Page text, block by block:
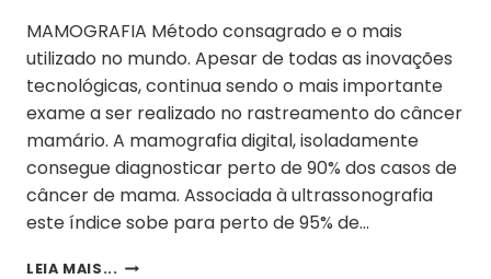
MAMOGRAFIA Método consagrado e o mais
utilizado no mundo. Apesar de todas as inovações
tecnológicas, continua sendo o mais importante
exame a ser realizado no rastreamento do câncer
mamário. A mamografia digital, isoladamente
consegue diagnosticar perto de 90% dos casos de
câncer de mama. Associada à ultrassonografia
este índice sobe para perto de 95% de…
LEIA MAIS...